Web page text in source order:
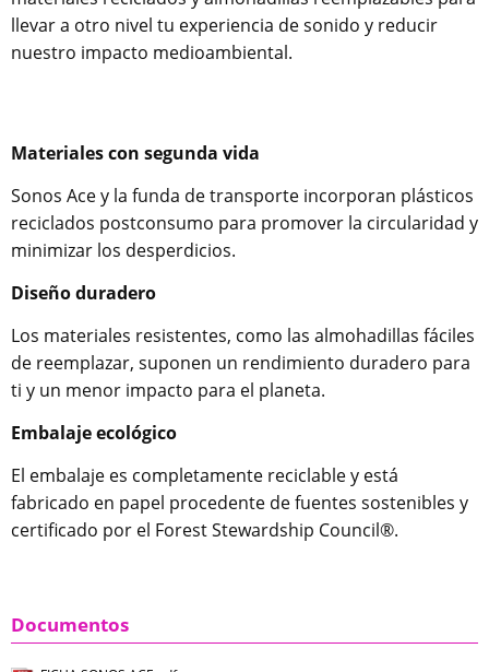
llevar a otro nivel tu experiencia de sonido y reducir
nuestro impacto medioambiental.
Materiales con segunda vida
Sonos Ace y la funda de transporte incorporan plásticos
reciclados postconsumo para promover la circularidad y
minimizar los desperdicios.
Diseño duradero
Los materiales resistentes, como las almohadillas fáciles
de reemplazar, suponen un rendimiento duradero para
ti y un menor impacto para el planeta.
Embalaje ecológico
El embalaje es completamente reciclable y está
fabricado en papel procedente de fuentes sostenibles y
certificado por el Forest Stewardship Council®.
Documentos